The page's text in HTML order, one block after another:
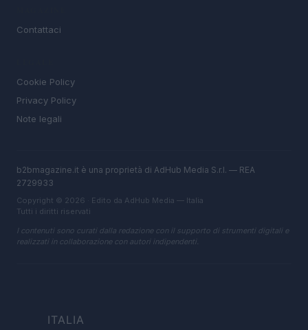
Contattaci
Cookie Policy
Privacy Policy
Note legali
b2bmagazine.it è una proprietà di AdHub Media S.r.l. — REA
2729933
Copyright © 2026 · Edito da AdHub Media — Italia
Tutti i diritti riservati
I contenuti sono curati dalla redazione con il supporto di strumenti digitali e
realizzati in collaborazione con autori indipendenti.
ITALIA